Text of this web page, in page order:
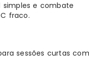
simples e combate
fraco.
sessões curtas com